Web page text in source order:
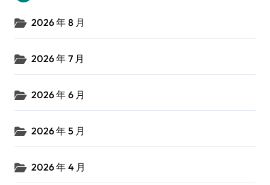
2026 年 8 月
2026 年 7 月
2026 年 6 月
2026 年 5 月
2026 年 4 月